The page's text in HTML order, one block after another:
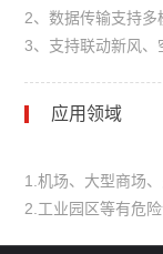
2、数据传输支持多
3、支持联动新风、
应用领域
1.机场、大型商场
2.工业园区等有危